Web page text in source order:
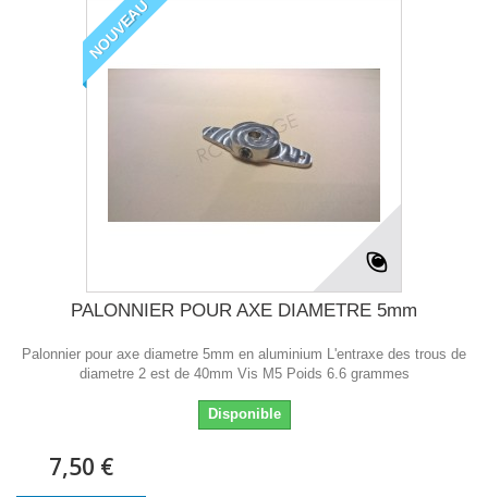
NOUVEAU
PALONNIER POUR AXE DIAMETRE 5mm
Palonnier pour axe diametre 5mm en aluminium L'entraxe des trous de
diametre 2 est de 40mm Vis M5 Poids 6.6 grammes
Disponible
7,50 €